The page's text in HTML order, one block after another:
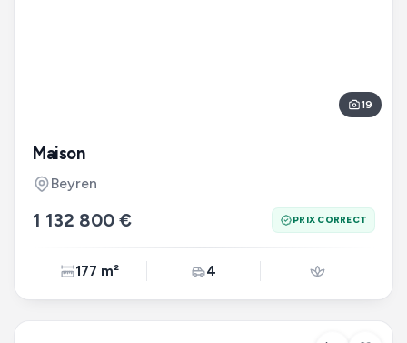
19
Maison
Beyren
1 132 800 € PRIX CORRECT
177 m² 4